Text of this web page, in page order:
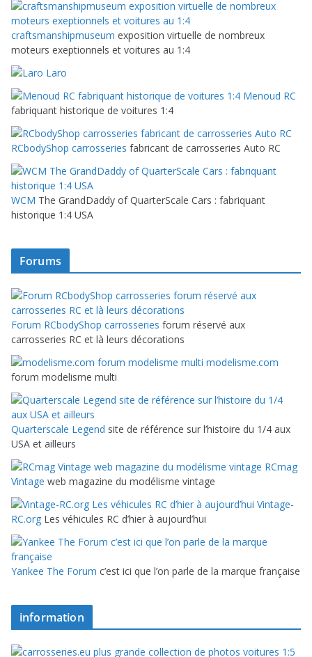
craftsmanshipmuseum exposition virtuelle de nombreux
moteurs exeptionnels et voitures au 1:4
Laro
Menoud RC
fabriquant historique de voitures 1:4
RCbodyShop carrosseries fabricant de carrosseries Auto RC
WCM The GrandDaddy of QuarterScale Cars : fabriquant
historique 1:4 USA
Forums
Forum RCbodyShop carrosseries forum réservé aux
carrosseries RC et là leurs décorations
modelisme.com
forum modelisme multi
Quarterscale Legend site de référence sur l’histoire du 1/4 aux
USA et ailleurs
RCmag
Vintage web magazine du modélisme vintage
Vintage-
RC.org Les véhicules RC d’hier à aujourd’hui
Yankee The Forum c’est ici que l’on parle de la marque française
information